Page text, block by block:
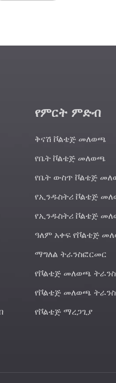
የምርት ምድብ
ቅናሽ ቮልቴጅ መለወጫ
የቤት ቮልቴጅ መለወጫ
የቤት ውስጥ ቮልቴጅ
የኢንዱስትሪ ቮልቴጅ
የኢንዱስትሪ ቮልቴጅ
ዓለም አቀፍ የቮልቴጅ
ማግለል ትራንስፎርመር
የቮልቴጅ መለወጫ
የቮልቴጅ መለወጫ
የቮልቴጅ ማረጋጊያ